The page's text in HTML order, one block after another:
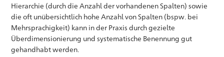
Hierarchie (durch die Anzahl der vorhandenen Spalten) sowie
die oft unübersichtlich hohe Anzahl von Spalten (bspw. bei
Mehrsprachigkeit) kann in der Praxis durch gezielte
Überdimensionierung und systematische Benennung gut
gehandhabt werden.